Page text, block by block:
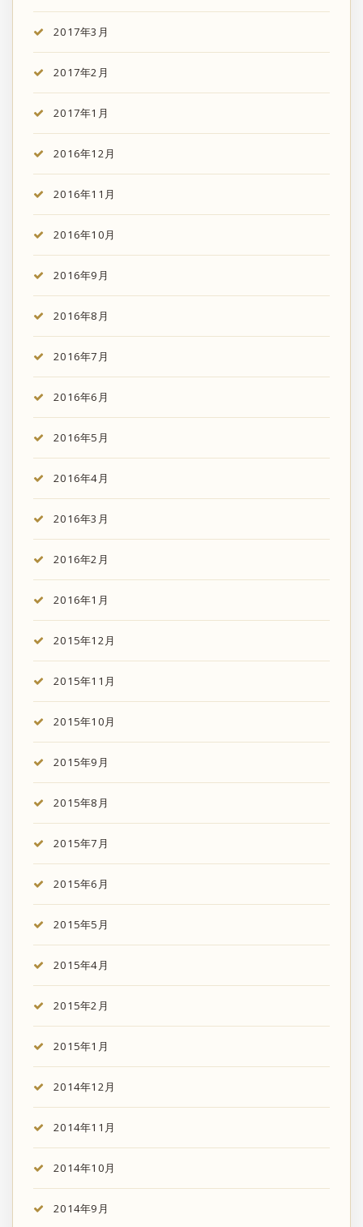
2017年3月
2017年2月
2017年1月
2016年12月
2016年11月
2016年10月
2016年9月
2016年8月
2016年7月
2016年6月
2016年5月
2016年4月
2016年3月
2016年2月
2016年1月
2015年12月
2015年11月
2015年10月
2015年9月
2015年8月
2015年7月
2015年6月
2015年5月
2015年4月
2015年2月
2015年1月
2014年12月
2014年11月
2014年10月
2014年9月